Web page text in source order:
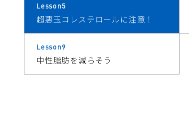
Lesson5
超悪玉コレステロールに注意！
Lesson9
中性脂肪を減らそう